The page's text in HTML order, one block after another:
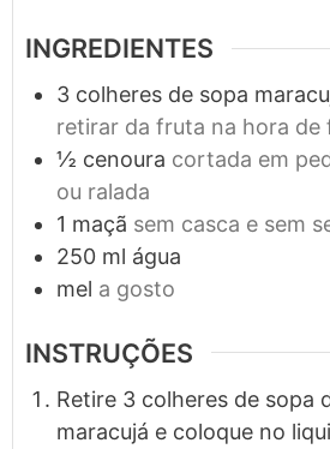
INGREDIENTES
3 colheres de sopa
retirar da fruta na hora de
½ cenoura cortada em
ou ralada
1 maçã sem casca e sem
250 ml água
mel a gosto
INSTRUÇÕES
Retire 3 colheres de sopa
maracujá e coloque no